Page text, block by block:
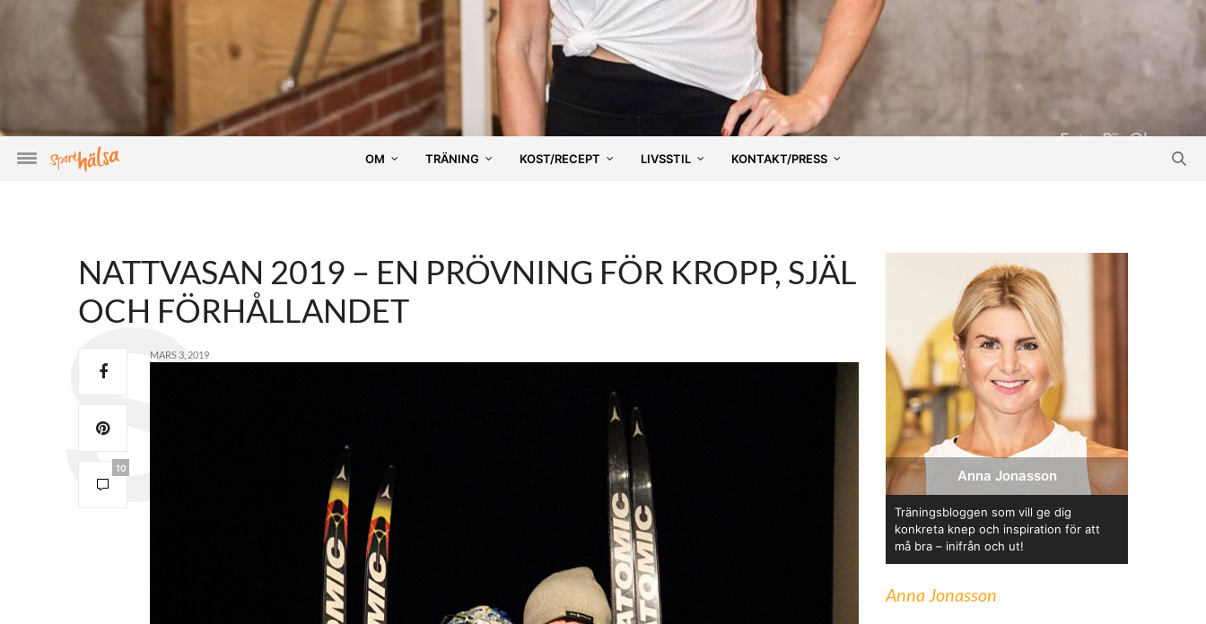
OM TRÄNING KOST/RECEPT LIVSSTIL KONTAKT/PRESS
NATTVASAN 2019 – EN PRÖVNING FÖR KROPP, SJÄL
OCH FÖRHÅLLANDET
10
MARS 3, 2019
Anna Jonasson
Träningsbloggen som vill ge dig
konkreta knep och inspiration för att
må bra – inifrån och ut!
Anna Jonasson